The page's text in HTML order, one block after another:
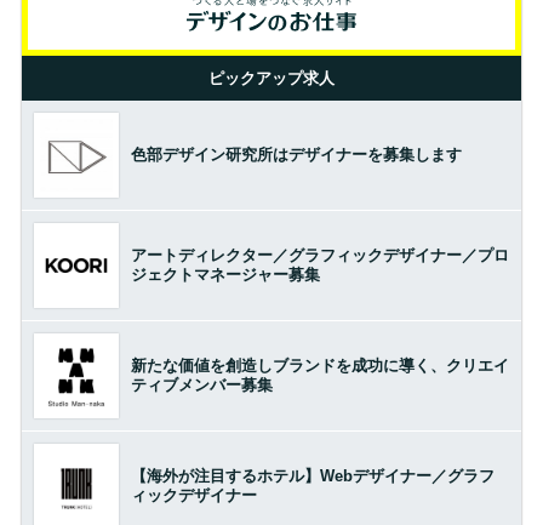
ピックアップ求人
色部デザイン研究所はデザイナーを募集します
アートディレクター／グラフィックデザイナー／プロ
ジェクトマネージャー募集
新たな価値を創造しブランドを成功に導く、クリエイ
ティブメンバー募集
【海外が注目するホテル】Webデザイナー／グラフ
ィックデザイナー